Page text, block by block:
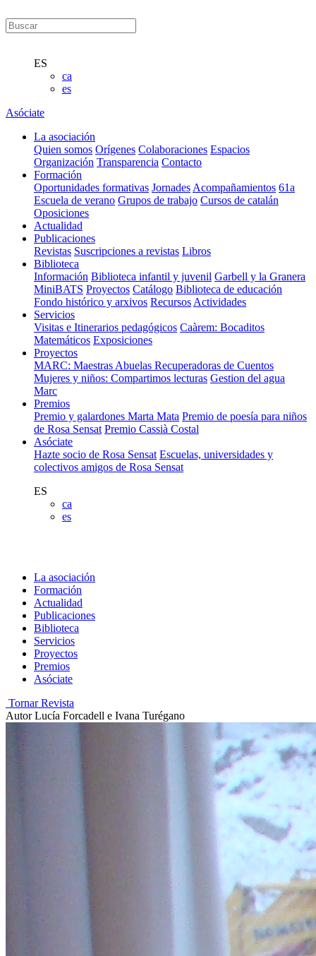
ES
ca
es
Asóciate
La asociación
Quien somos Orígenes Colaboraciones Espacios
Organización Transparencia Contacto
Formación
Oportunidades formativas Jornades Acompañamientos 61a
Escuela de verano Grupos de trabajo Cursos de catalán
Oposiciones
Actualidad
Publicaciones
Revistas Suscripciones a revistas Libros
Biblioteca
Información Biblioteca infantil y juvenil Garbell y la Granera
MiniBATS Proyectos Catálogo Biblioteca de educación
Fondo histórico y arxivos Recursos Actividades
Servicios
Visitas e Itinerarios pedagógicos Caàrem: Bocaditos
Matemáticos Exposiciones
Proyectos
MARC: Maestras Abuelas Recuperadoras de Cuentos
Mujeres y niños: Compartimos lecturas Gestion del agua
Marc
Premios
Premio y galardones Marta Mata Premio de poesía para niños
de Rosa Sensat Premio Cassià Costal
Asóciate
Hazte socio de Rosa Sensat Escuelas, universidades y
colectivos amigos de Rosa Sensat
ES
ca
es
La asociación
Formación
Actualidad
Publicaciones
Biblioteca
Servicios
Proyectos
Premios
Asóciate
Tornar Revista
Autor Lucía Forcadell e Ivana Turégano